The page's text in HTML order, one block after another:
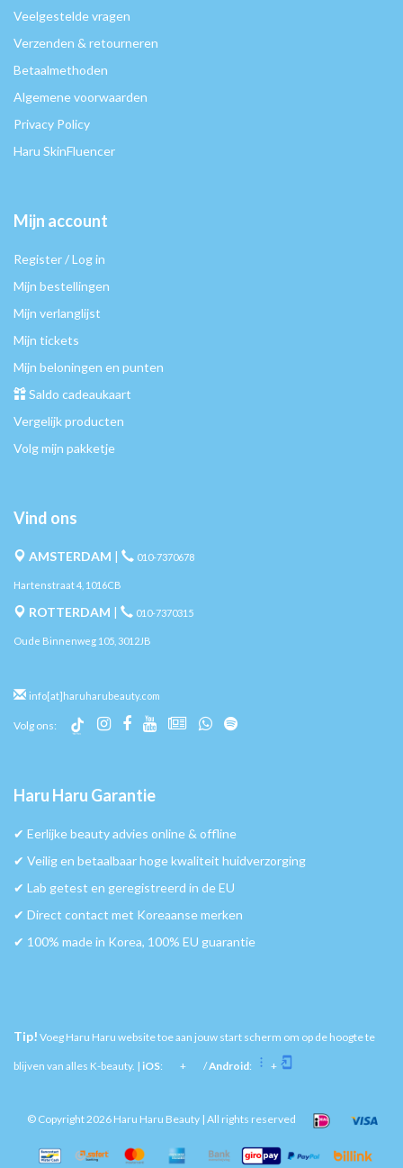
Veelgestelde vragen
Verzenden & retourneren
Betaalmethoden
Algemene voorwaarden
Privacy Policy
Haru SkinFluencer
Mijn account
Register / Log in
Mijn bestellingen
Mijn verlanglijst
Mijn tickets
Mijn beloningen en punten
Saldo cadeaukaart
Vergelijk producten
Volg mijn pakketje
Vind ons
AMSTERDAM | 010-7370678
Hartenstraat 4, 1016CB
ROTTERDAM | 010-7370315
Oude Binnenweg 105, 3012JB
info[at]haruharubeauty.com
Volg ons:
Haru Haru Garantie
✔︎ Eerlijke beauty advies online & offline
✔︎ Veilig en betaalbaar hoge kwaliteit huidverzorging
✔︎ Lab getest en geregistreerd in de EU
✔︎ Direct contact met Koreaanse merken
✔︎ 100% made in Korea, 100% EU guarantie
Tip! Voeg Haru Haru website toe aan jouw start scherm om op de hoogte te
blijven van alles K-beauty. | iOS: + /Android: +
© Copyright 2026 Haru Haru Beauty | All rights reserved